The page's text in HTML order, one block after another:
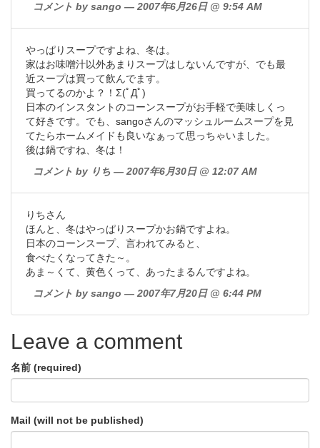
コメント by sango — 2007年6月26日 @ 9:54 AM
やっぱりスープですよね、冬は。
家はお味噌汁以外あまりスープはしないんですが、でも最
近スープは買って飲んでます。
買ってるのかよ？！Σ(ﾟДﾟ)
日本のインスタントのコーンスープがお手軽で美味しくっ
て好きです。でも、sangoさんのマッシュルームスープを見
てたらホームメイドも良いなぁって思っちゃいました。
後は鍋ですね、冬は！
コメント by りち — 2007年6月30日 @ 12:07 AM
りちさん
ほんと、冬はやっぱりスープかお鍋ですよね。
日本のコーンスープ、言われてみると、
食べたくなってきた～。
あま～くて、黄色くって、あったまるんですよね。
コメント by sango — 2007年7月20日 @ 6:44 PM
Leave a comment
名前 (required)
Mail (will not be published)